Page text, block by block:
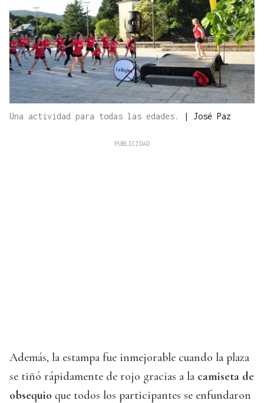
Una actividad para todas las edades. | José Paz
Además, la estampa fue inmejorable cuando la plaza
se tiñó rápidamente de rojo gracias a la camiseta de
obsequio que todos los participantes se enfundaron